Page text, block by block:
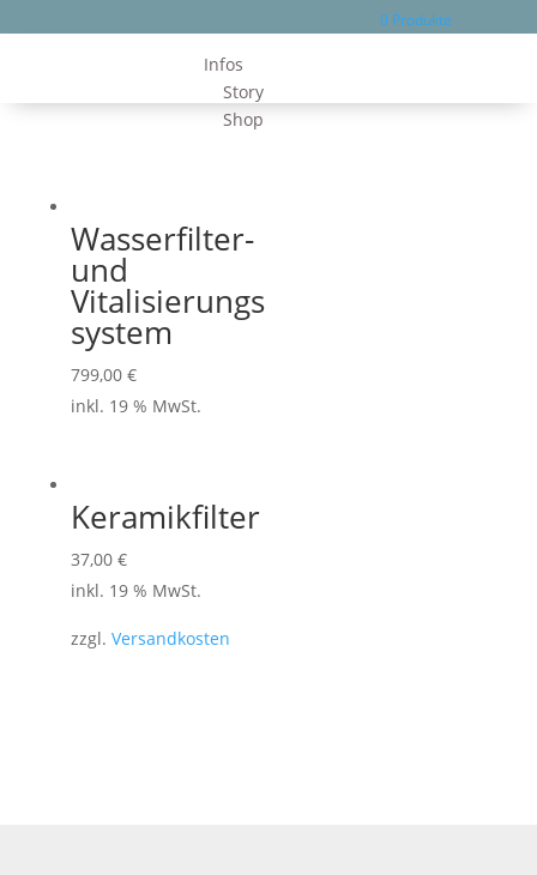
0 Produkte
Infos
Story
Shop
Wasserfilter-
und
Vitalisierungs
system
799,00 €
inkl. 19 % MwSt.
Keramikfilter
37,00 €
inkl. 19 % MwSt.
zzgl. Versandkosten